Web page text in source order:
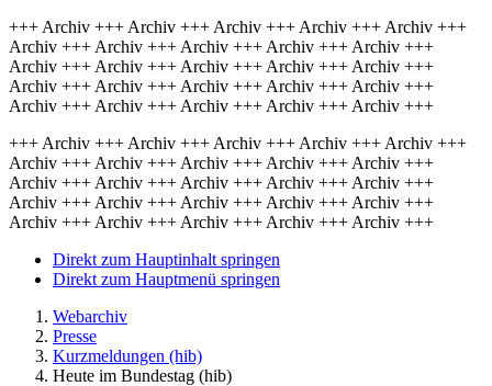
+++ Archiv +++ Archiv +++ Archiv +++ Archiv +++ Archiv +++
Archiv +++ Archiv +++ Archiv +++ Archiv +++ Archiv +++
Archiv +++ Archiv +++ Archiv +++ Archiv +++ Archiv +++
Archiv +++ Archiv +++ Archiv +++ Archiv +++ Archiv +++
Archiv +++ Archiv +++ Archiv +++ Archiv +++ Archiv +++
+++ Archiv +++ Archiv +++ Archiv +++ Archiv +++ Archiv +++
Archiv +++ Archiv +++ Archiv +++ Archiv +++ Archiv +++
Archiv +++ Archiv +++ Archiv +++ Archiv +++ Archiv +++
Archiv +++ Archiv +++ Archiv +++ Archiv +++ Archiv +++
Archiv +++ Archiv +++ Archiv +++ Archiv +++ Archiv +++
Direkt zum Hauptinhalt springen
Direkt zum Hauptmenü springen
Webarchiv
Presse
Kurzmeldungen (hib)
Heute im Bundestag (hib)